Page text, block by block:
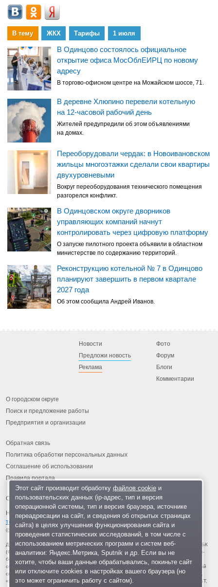
В тему ЖКХ Тарифы 1 июля
В Одинцово состоялось официальное
открытие офиса МосОблЕИРЦ по новому
адресу
В торгово-офисном центре на Можайском шоссе, 71.
В деревне Хлюпино перевели котельную
на 12-часовой рабочий день
Жителей предупредили об этом объявлениями
на домах.
Переоборудовали чердак: в Новоивановском
жильцы многоэтажки сделали свои квартиры
двухуровневыми
Вокруг переоборудования технического помещения
разгорелся конфликт.
В Одинцовском округе дворников
управляющих компаний начнут
контролировать через цифровую платформу
О запуске пилотного проекта объявили в областном
министерстве по содержанию территорий.
Реконструкцию котельной № 7 в Одинцово
планируют завершить в первом квартале
2027 года
Об этом сообщила Андрей Иванов.
Новости
Предложи новость
Реклама
Фото
Форум
Блоги
Комментарии
О городском округе
Поиск и предложение работы
Предприятия и организации
Обратная связь
Политика обработки персональных данных
Соглашение об использовании
Правила портала
На информационном ресурсе применяются рекомендательные
технологии
© 2013-2026 «ОИНФО»,
сделано в Одинцово
Для читателей: В России признаны экстремистскими и запрещены организации ФБК
(Фонд борьбы с коррупцией, признан иноагентом), Штабы Навального, «Национал-
большевистская партия», «Свидетели Иеговы», «Армия воли народа», «Русский
общенациональный союз», «Движение против нелегальной иммиграции», «Правый
сектор», УНА-УНСО, УПА, «Тризуб им. Степана Бандеры», «Мизантропик дивижн»,
«Меджлис крымскотатарского народа», движение «Артподготовка», движение ЛГБТ,
Этот сайт производит обработку файлов cookieи
пользовательских данных (ip-адрес, тип и версия
операционной системы, тип и версия браузера, источнике
переадресации на сайт, и сведения об открытых страницах
сайта) в целях улучшения функционирования сайта и
проведения статистических исследований, в том числе с
использованием метрических программ и систем веб-
аналитики: Яндекс.Метрика, Sputnik и др. Если вы не
хотите, чтобы ваши данные обрабатывались, покиньте сайт
или отключите cookies в настройках вашего браузера (но
это может ограничить работу с сайтом).